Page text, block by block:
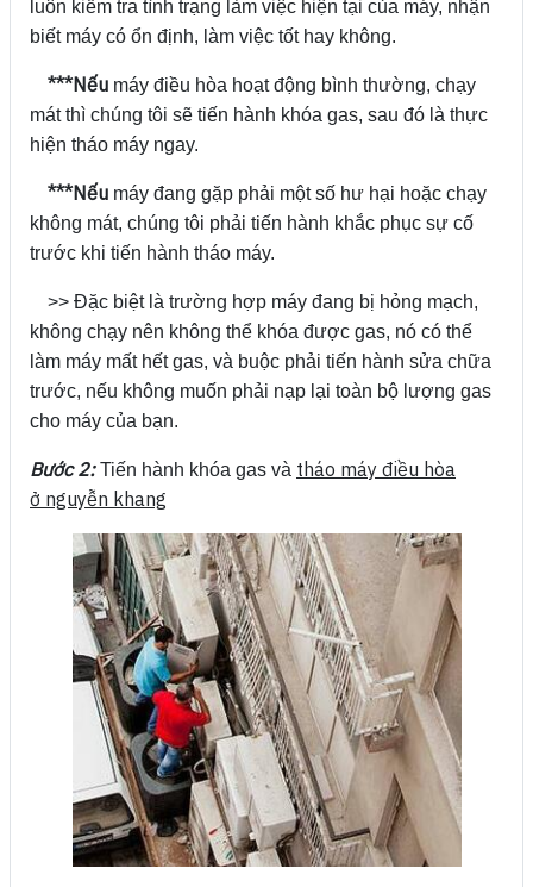
luôn kiểm tra tình trạng làm việc hiện tại của máy, nhận
biết máy có ổn định, làm việc tốt hay không.
***Nếu máy điều hòa hoạt động bình thường, chạy
mát thì chúng tôi sẽ tiến hành khóa gas, sau đó là thực
hiện tháo máy ngay.
***Nếu máy đang gặp phải một số hư hại hoặc chạy
không mát, chúng tôi phải tiến hành khắc phục sự cố
trước khi tiến hành tháo máy.
>> Đặc biệt là trường hợp máy đang bị hỏng mạch,
không chạy nên không thể khóa được gas, nó có thể
làm máy mất hết gas, và buộc phải tiến hành sửa chữa
trước, nếu không muốn phải nạp lại toàn bộ lượng gas
cho máy của bạn.
Bước 2:Tiến hành khóa gas và tháo máy điều hòa
ở nguyễn khang